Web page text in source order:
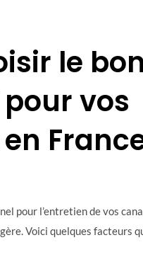
le bon
vos
pour l’entretien de vos
Voici quelques facteurs